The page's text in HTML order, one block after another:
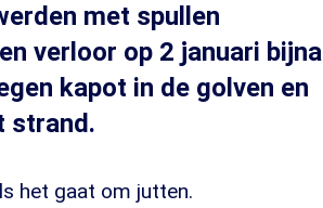
met spullen
verloor op 2 januari bijna
kapot in de golven en
strand.
het gaat om jutten.